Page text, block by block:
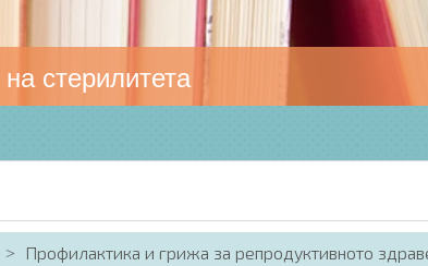
стерилитета
Профилактика и грижа за репродуктивното